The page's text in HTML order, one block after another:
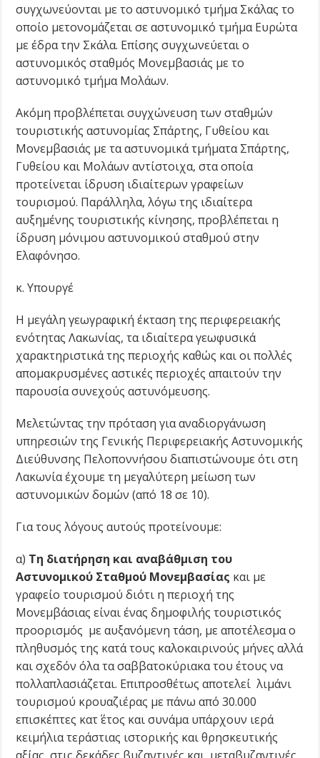
συγχωνεύονται με το αστυνομικό τμήμα Σκάλας το
οποίο μετονομάζεται σε αστυνομικό τμήμα Ευρώτα
με έδρα την Σκάλα. Επίσης συγχωνεύεται ο
αστυνομικός σταθμός Μονεμβασιάς με το
αστυνομικό τμήμα Μολάων.
Ακόμη προβλέπεται συγχώνευση των σταθμών
τουριστικής αστυνομίας Σπάρτης, Γυθείου και
Μονεμβασιάς με τα αστυνομικά τμήματα Σπάρτης,
Γυθείου και Μολάων αντίστοιχα, στα οποία
προτείνεται ίδρυση ιδιαίτερων γραφείων
τουρισμού. Παράλληλα, λόγω της ιδιαίτερα
αυξημένης τουριστικής κίνησης, προβλέπεται η
ίδρυση μόνιμου αστυνομικού σταθμού στην
Ελαφόνησο.
κ. Υπουργέ
Η μεγάλη γεωγραφική έκταση της περιφερειακής
ενότητας Λακωνίας, τα ιδιαίτερα γεωφυσικά
χαρακτηριστικά της περιοχής καθώς και οι πολλές
απομακρυσμένες αστικές περιοχές απαιτούν την
παρουσία συνεχούς αστυνόμευσης.
Μελετώντας την πρόταση για αναδιοργάνωση
υπηρεσιών της Γενικής Περιφερειακής Αστυνομικής
Διεύθυνσης Πελοποννήσου διαπιστώνουμε ότι στη
Λακωνία έχουμε τη μεγαλύτερη μείωση των
αστυνομικών δομών (από 18 σε 10).
Για τους λόγους αυτούς προτείνουμε:
α) Τη διατήρηση και αναβάθμιση του
Αστυνομικού Σταθμού Μονεμβασίας και με
γραφείο τουρισμού διότι η περιοχή της
Μονεμβάσιας είναι ένας δημοφιλής τουριστικός
προορισμός με αυξανόμενη τάση, με αποτέλεσμα ο
πληθυσμός της κατά τους καλοκαιρινούς μήνες αλλά
και σχεδόν όλα τα σαββατοκύριακα του έτους να
πολλαπλασιάζεται. Επιπροσθέτως αποτελεί λιμάνι
τουρισμού κρουαζιέρας με πάνω από 30.000
επισκέπτες κατ΄ έτος και συνάμα υπάρχουν ιερά
κειμήλια τεράστιας ιστορικής και θρησκευτικής